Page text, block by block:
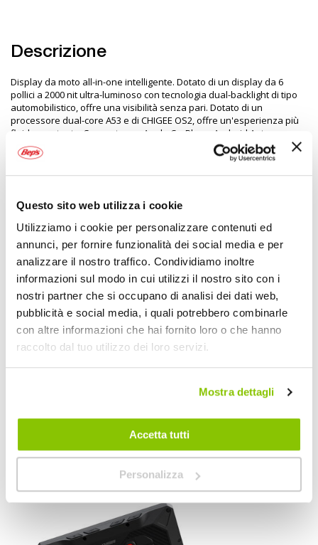
Questo sito web utilizza i cookie
Utilizziamo i cookie per personalizzare contenuti ed
annunci, per fornire funzionalità dei social media e per
analizzare il nostro traffico. Condividiamo inoltre
informazioni sul modo in cui utilizzi il nostro sito con i
nostri partner che si occupano di analisi dei dati web,
pubblicità e social media, i quali potrebbero combinarle
con altre informazioni che hai fornito loro o che hanno
raccolto dal tuo utilizzo dei loro servizi.
Mostra dettagli
Accetta tutti
Personalizza
Descrizione
Display da moto all-in-one intelligente. Dotato di un display da 6
pollici a 2000 nit ultra-luminoso con tecnologia dual-backlight di tipo
automobilistico, offre una visibilità senza pari. Dotato di un
processore dual-core A53 e di CHIGEE OS2, offre un'esperienza più
fluida e potente. Supporto per Apple CarPlay e Android Auto, con
mirroring automatico all'avvio della moto. Standard di robustezza
elevati: display certificato IP69K per resistenza a getti d'acqua ad
Specifiche tecniche
Maggiori
Informazioni
2160947
6977387770755
Si
Moto
CarPlay da moto
POTREBBERO INTERESSARTI